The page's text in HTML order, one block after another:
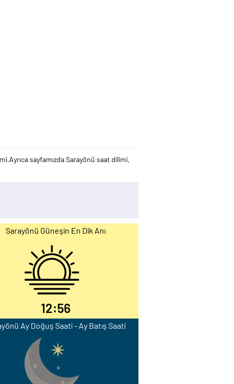
sayfamızda Sarayönü saat dilimi,
Sarayönü Güneşin En Dik Anı
12:56
Ay Doğuş Saati - Ay Batış Saati